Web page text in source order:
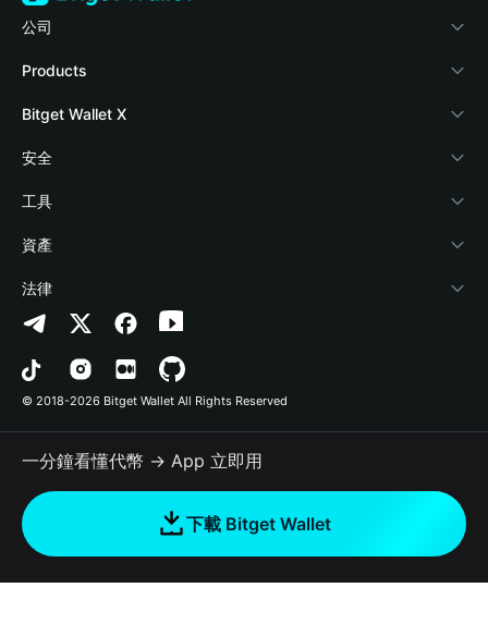
公司
關於 Bitget Wallet
部落格
學院
加密資訊
幫助中心
‌聯繫我們
品牌資源
工作機會
Products
Crypto Card
Stablecoin Earn
Payfi Crypto
Crypto Swap API
Altcoin Season Index
Prediction Markets
DApp
RWA
如何購買加密貨幣
Bitget Wallet X
開發者文件
連接錢包
Bitget Wallet Pay
合作上架
安全
風險保障基金
安全防護技術
工具
快捷買幣
授權檢測
合約檢測
批次轉帳
資產
Arbitrum
Avalanche
Bitcoin
Polygon
法律
隱私協議
用戶使用協議
© 2018-2026 Bitget Wallet All Rights Reserved
一分鐘看懂代幣 → App 立即用
下載 Bitget Wallet